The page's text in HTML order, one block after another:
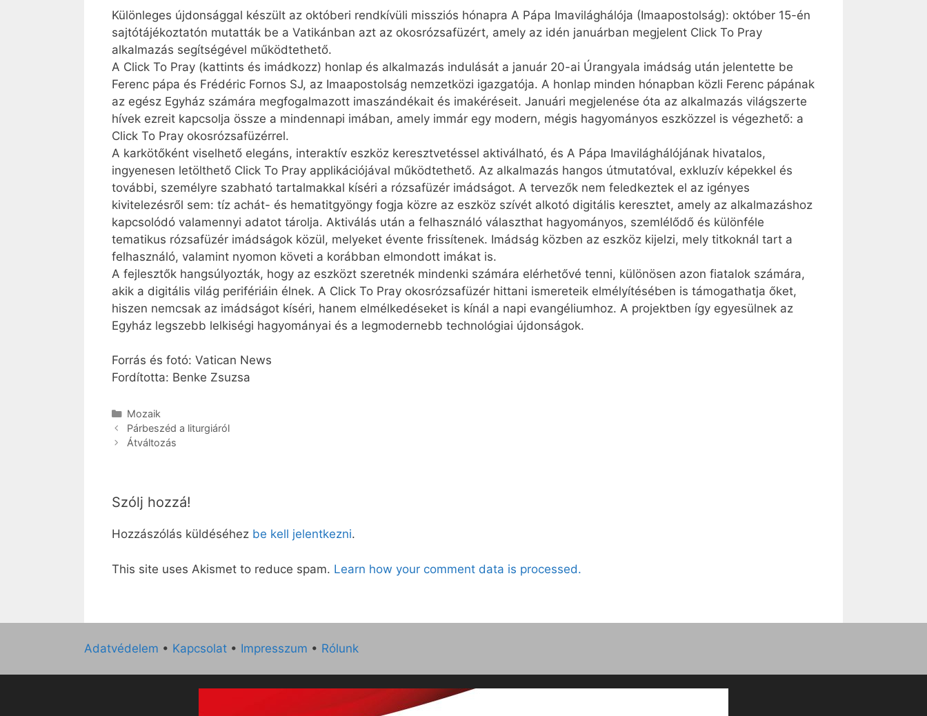
Különleges újdonsággal készült az októberi rendkívüli missziós hónapra A Pápa Imavilághálója (Imaapostolság): október 15-én
sajtótájékoztatón mutatták be a Vatikánban azt az okosrózsafüzért, amely az idén januárban megjelent Click To Pray
alkalmazás segítségével működtethető.
A Click To Pray (kattints és imádkozz) honlap és alkalmazás indulását a január 20-ai Úrangyala imádság után jelentette be
Ferenc pápa és Frédéric Fornos SJ, az Imaapostolság nemzetközi igazgatója. A honlap minden hónapban közli Ferenc pápának
az egész Egyház számára megfogalmazott imaszándékait és imakéréseit. Januári megjelenése óta az alkalmazás világszerte
hívek ezreit kapcsolja össze a mindennapi imában, amely immár egy modern, mégis hagyományos eszközzel is végezhető: a
Click To Pray okosrózsafüzérrel.
A karkötőként viselhető elegáns, interaktív eszköz keresztvetéssel aktiválható, és A Pápa Imavilághálójának hivatalos,
ingyenesen letölthető Click To Pray applikációjával működtethető. Az alkalmazás hangos útmutatóval, exkluzív képekkel és
további, személyre szabható tartalmakkal kíséri a rózsafüzér imádságot. A tervezők nem feledkeztek el az igényes
kivitelezésről sem: tíz achát- és hematitgyöngy fogja közre az eszköz szívét alkotó digitális keresztet, amely az alkalmazáshoz
kapcsolódó valamennyi adatot tárolja. Aktiválás után a felhasználó választhat hagyományos, szemlélődő és különféle
tematikus rózsafüzér imádságok közül, melyeket évente frissítenek. Imádság közben az eszköz kijelzi, mely titkoknál tart a
felhasználó, valamint nyomon követi a korábban elmondott imákat is.
A fejlesztők hangsúlyozták, hogy az eszközt szeretnék mindenki számára elérhetővé tenni, különösen azon fiatalok számára,
akik a digitális világ perifériáin élnek. A Click To Pray okosrózsafüzér hittani ismereteik elmélyítésében is támogathatja őket,
hiszen nemcsak az imádságot kíséri, hanem elmélkedéseket is kínál a napi evangéliumhoz. A projektben így egyesülnek az
Egyház legszebb lelkiségi hagyományai és a legmodernebb technológiai újdonságok.
Forrás és fotó: Vatican News
Fordította: Benke Zsuzsa
Kategória
Mozaik
Párbeszéd a liturgiáról
Átváltozás
Szólj hozzá!
Hozzászólás küldéséhez be kell jelentkezni.
This site uses Akismet to reduce spam. Learn how your comment data is processed.
Adatvédelem • Kapcsolat • Impresszum • Rólunk